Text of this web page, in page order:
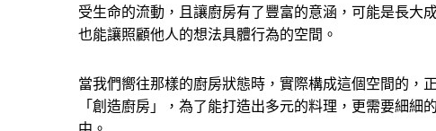
受生命的流動，且讓廚房有了豐富的意涵，可能是長大
也能讓照顧他人的想法具體行為的空間。
當我們嚮往那樣的廚房狀態時，實際構成這個空間的，
「創造廚房」，為了能打造出多元的料理，更需要細